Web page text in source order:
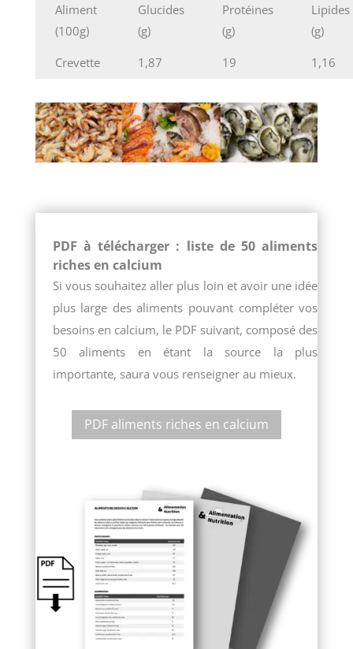
Aliment
(100g)
Glucides
(g)
Protéines
(g)
Lipides
(g)
Crevette
1,87 19 1,16
PDF à télécharger : liste de 50 aliments
riches en calcium
Si vous souhaitez aller plus loin et avoir une idée
plus large des aliments pouvant compléter vos
besoins en calcium, le PDF suivant, composé des
50 aliments en étant la source la plus
importante, saura vous renseigner au mieux.
PDF aliments riches en calcium